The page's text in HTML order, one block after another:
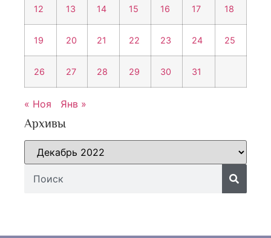
12 13 14 15 16 17 18
19 20 21 22 23 24 25
26 27 28 29 30 31
« Ноя Янв »
Архивы